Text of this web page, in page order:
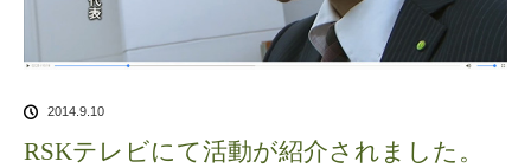
2014.9.10
RSKテレビにて活動が紹介されました。